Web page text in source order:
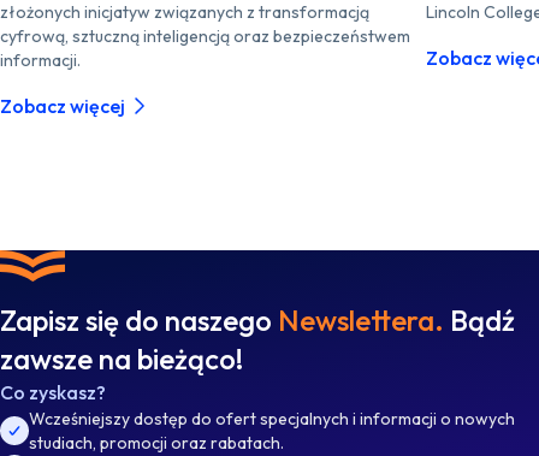
złożonych inicjatyw związanych z transformacją
cyfrową, sztuczną inteligencją oraz bezpieczeństwem
informacji.
Zobacz więcej
Lincoln
Zobacz
Zapisz się do naszego Newslettera. Bądź
zawsze na bieżąco!
Co zyskasz?
Wcześniejszy dostęp do ofert specjalnych i informacji o nowych
studiach, promocji oraz rabatach.